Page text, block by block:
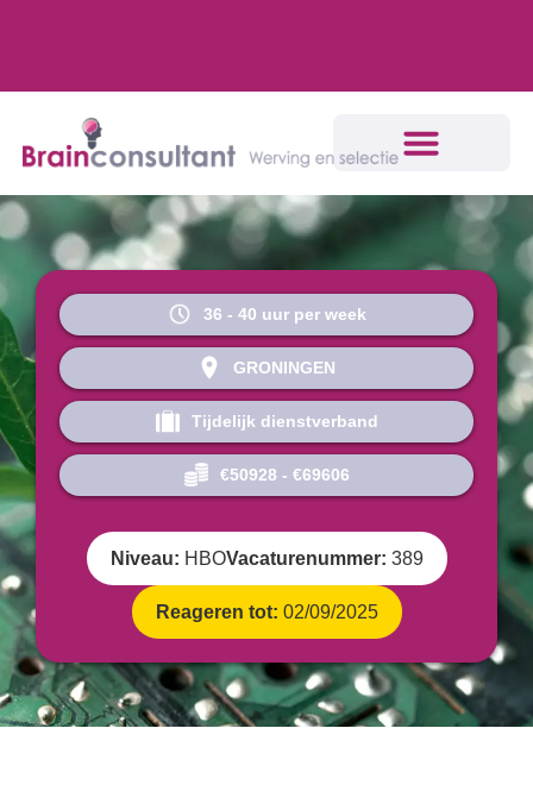
36 - 40 uur per week
GRONINGEN
Tijdelijk dienstverband
€50928 - €69606
Niveau: HBOVacaturenummer: 389
Reageren tot: 02/09/2025